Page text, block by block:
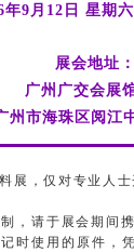
年9月12日 星期
展会地址：
广州广交会展
州市海珠区阅江
展，仅对专业人
，请于展会期间
时使用的原件，